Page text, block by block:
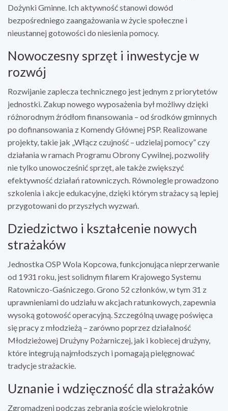
Dożynki Gminne. Ich aktywność stanowi dowód
bezpośredniego zaangażowania w życie społeczne i
nieustannej gotowości do niesienia pomocy.
Nowoczesny sprzęt i inwestycje w
rozwój
Rozwijanie zaplecza technicznego jest jednym z priorytetów
jednostki. Zakup nowego wyposażenia był możliwy dzięki
różnorodnym źródłom finansowania – od środków gminnych
po dofinansowania z Komendy Głównej PSP. Realizowane
projekty, takie jak „Włącz czujność – udzielaj pomocy” czy
działania w ramach Programu Obrony Cywilnej, pozwoliły
nie tylko unowocześnić sprzęt, ale także zwiększyć
efektywność działań ratowniczych. Równolegle prowadzono
szkolenia i akcje edukacyjne, dzięki którym strażacy są lepiej
przygotowani do przyszłych wyzwań.
Dziedzictwo i kształcenie nowych
strażaków
Jednostka OSP Wola Kopcowa, funkcjonująca nieprzerwanie
od 1931 roku, jest solidnym filarem Krajowego Systemu
Ratowniczo-Gaśniczego. Grono 52 członków, w tym 31 z
uprawnieniami do udziału w akcjach ratunkowych, zapewnia
wysoką gotowość operacyjną. Szczególną uwagę poświęca
się pracy z młodzieżą – zarówno poprzez działalność
Młodzieżowej Drużyny Pożarniczej, jak i kobiecej drużyny,
które integrują najmłodszych i pomagają pielęgnować
tradycje strażackie.
Uznanie i wdzięczność dla strażaków
Zgromadzeni podczas zebrania goście wielokrotnie